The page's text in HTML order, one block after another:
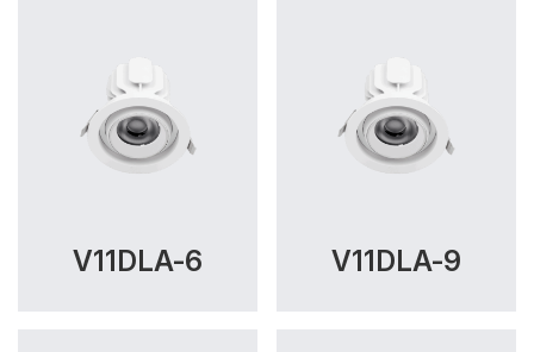
V11DLA-6 V11DLA-9